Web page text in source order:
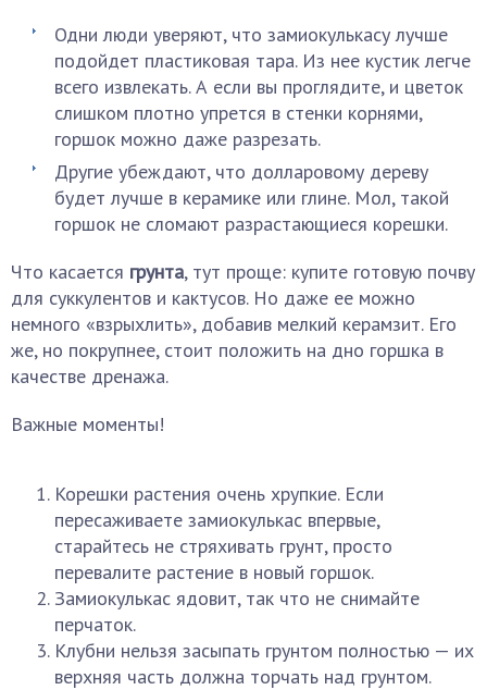
Одни люди уверяют, что замиокулькасу лучше
подойдет пластиковая тара. Из нее кустик легче
всего извлекать. А если вы проглядите, и цветок
слишком плотно упрется в стенки корнями,
горшок можно даже разрезать.
Другие убеждают, что долларовому дереву
будет лучше в керамике или глине. Мол, такой
горшок не сломают разрастающиеся корешки.
Что касается грунта, тут проще: купите готовую почву
для суккулентов и кактусов. Но даже ее можно
немного «взрыхлить», добавив мелкий керамзит. Его
же, но покрупнее, стоит положить на дно горшка в
качестве дренажа.
Важные моменты!
Корешки растения очень хрупкие. Если
пересаживаете замиокулькас впервые,
старайтесь не стряхивать грунт, просто
перевалите растение в новый горшок.
Замиокулькас ядовит, так что не снимайте
перчаток.
Клубни нельзя засыпать грунтом полностью — их
верхняя часть должна торчать над грунтом.